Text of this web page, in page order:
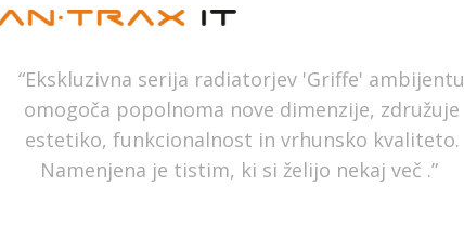
“Ekskluzivna serija radiatorjev 'Griffe' ambijentu
omogoča popolnoma nove dimenzije, združuje
estetiko, funkcionalnost in vrhunsko kvaliteto.
Namenjena je tistim, ki si želijo nekaj več .”